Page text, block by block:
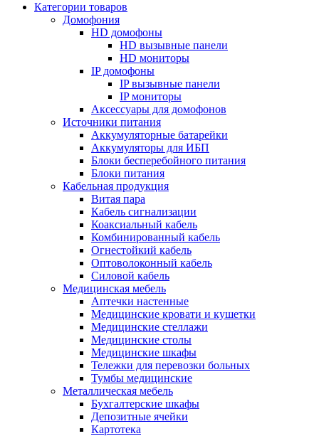
Категории товаров
Домофония
HD домофоны
HD вызывные панели
HD мониторы
IP домофоны
IP вызывные панели
IP мониторы
Аксессуары для домофонов
Источники питания
Аккумуляторные батарейки
Аккумуляторы для ИБП
Блоки бесперебойного питания
Блоки питания
Кабельная продукция
Витая пара
Кабель сигнализации
Коаксиальный кабель
Комбинированный кабель
Огнестойкий кабель
Оптоволоконный кабель
Силовой кабель
Медицинская мебель
Аптечки настенные
Медицинские кровати и кушетки
Медицинские стеллажи
Медицинские столы
Медицинские шкафы
Тележки для перевозки больных
Тумбы медицинские
Металлическая мебель
Бухгалтерские шкафы
Депозитные ячейки
Картотека